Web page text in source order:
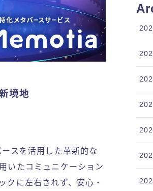
境地
スを活用した革新的な
いたコミュニケーション
クに左右されず、安心・